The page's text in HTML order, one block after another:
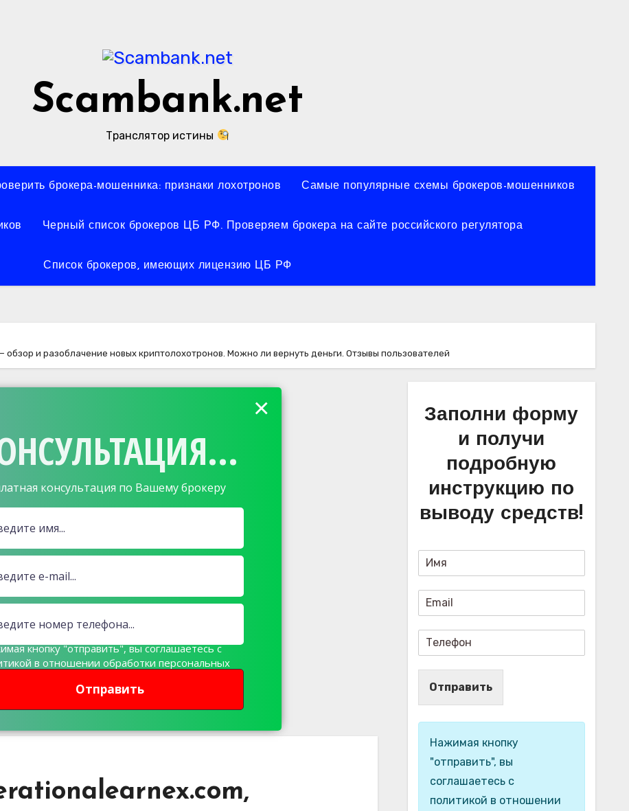
Scambank.net
Транслятор истины
брокера-мошенника: признаки лохотронов Самые популярные схемы брокеров-мошенников
Черный список брокеров ЦБ РФ. Проверяем брокера на сайте российского регулятора
Список брокеров, имеющих лицензию ЦБ РФ
и разоблачение новых криптолохотронов. Можно ли вернуть деньги. Отзывы пользователей
консультация по Вашему брокеру
Отправить
×
кнопку "отправить", вы соглашаетесь с
в отношении обработки персональных
Заполни форму
и получи
подробную
инструкцию по
выводу средств!
Отправить
Нажимая кнопку
"отправить", вы
соглашаетесь с
политикой в отношении